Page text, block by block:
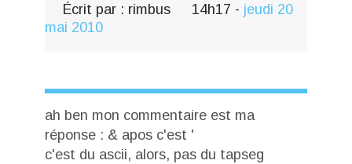
Écrit par : rimbus 14h17 - jeudi 20
mai 2010
ah ben mon commentaire est ma
réponse : & apos c'est '
c'est du ascii, alors, pas du tapseg